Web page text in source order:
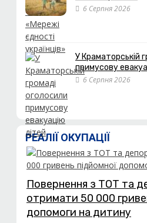
6 Серпня 2026
У Краматорській
примусову
6 Серпня 2026
РЕАЛІЇ ОКУПАЦІЇ
Повернення з ТОТ та
отримати 50 000
допомоги на дитину